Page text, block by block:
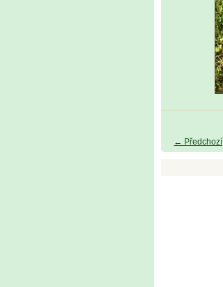
← Předchozí